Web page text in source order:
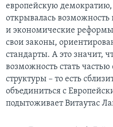
европейскую
открывалась возможность
и экономические
свои законы,
стандарты. А это значит,
возможность стать
структуры – то есть
объединиться с
подытоживает Витаутас